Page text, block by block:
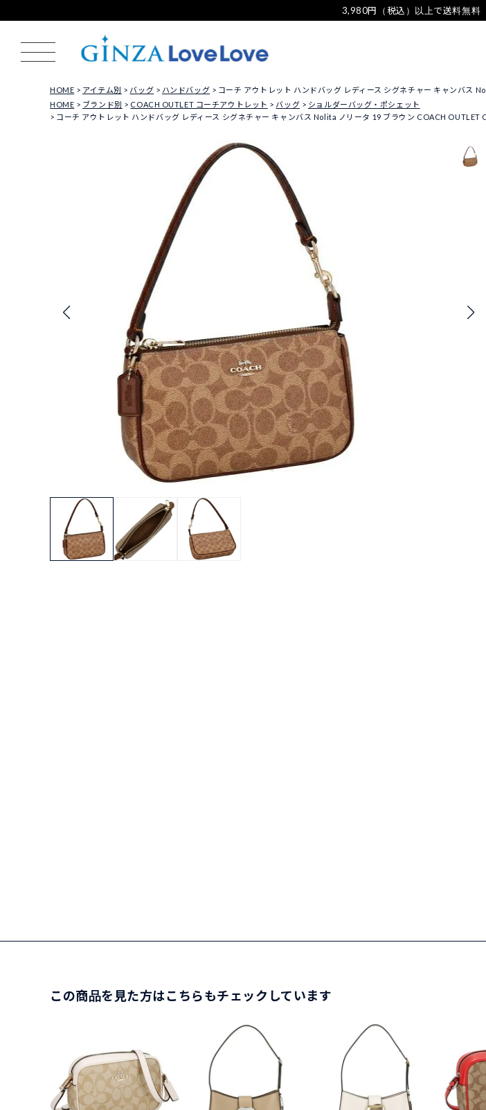
3,980円（税込）以上で送料無料
HOME アイテム別 バッグ ハンドバッグ
コーチ アウトレット ハンドバッグ レディース シグネチャー キャンバス
HOME
ブランド別 COACH OUTLET コーチアウトレット バッグ
ショルダーバッグ・ポシェット
コーチ アウトレット ハンドバッグ レディース シグネチャー キャンバス Nolita ノリータ 19 ブラウン COACH OUTLET
この商品を見た方はこちらもチェックしています